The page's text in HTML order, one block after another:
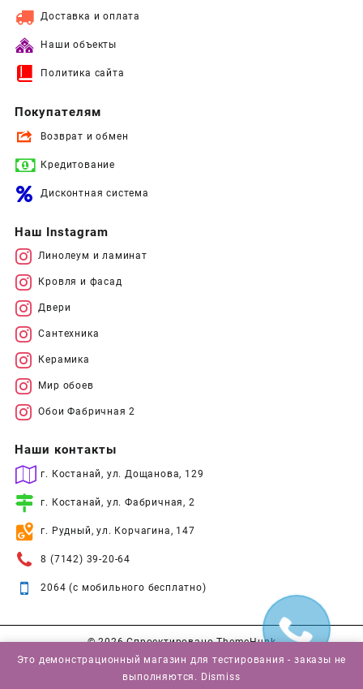
Доставка и оплата
Наши объекты
Политика сайта
Покупателям
Возврат и обмен
Кредитование
Дисконтная система
Наш Instagram
Линолеум и ламинат
Кровля и фасад
Двери
Сантехника
Керамика
Мир обоев
Обои Фабричная 2
Наши контакты
г. Костанай, ул. Дощанова, 129
г. Костанай, ул. Фабричная, 2
г. Рудный, ул. Корчагина, 147
8 (7142) 39-20-64
2064 (с мобильного бесплатно)
© 2026Спроектировано ThemeHunk
Это демонстрационный магазин для тестирования - заказы не
выполняются. Dismiss